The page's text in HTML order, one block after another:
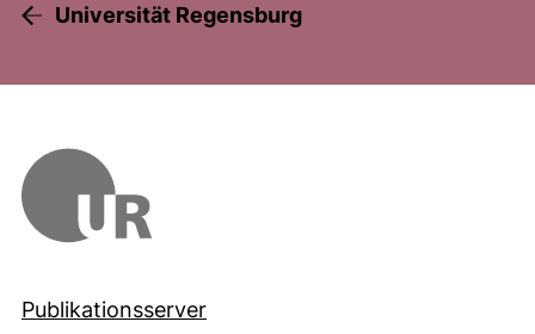
Universität Regensburg
Publikationsserver